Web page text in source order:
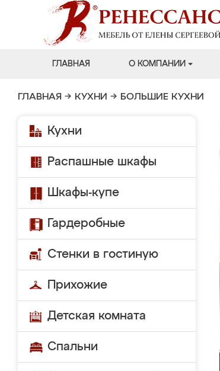
ГЛАВНАЯ О КОМПАНИИ
ГЛАВНАЯ → КУХНИ → БОЛЬШИЕ КУХНИ
Кухни
Распашные шкафы
Шкафы-купе
Гардеробные
Стенки в гостиную
Прихожие
Детская комната
Спальни